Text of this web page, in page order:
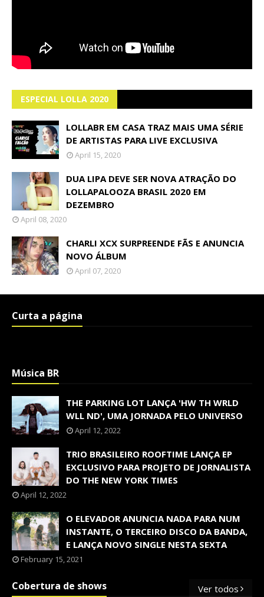
ESPECIAL LOLLA 2020
LOLLABR EM CASA TRAZ MAIS UMA SÉRIE
DE ARTISTAS PARA LIVE EXCLUSIVA
April 15, 2020
DUA LIPA DEVE SER NOVA ATRAÇÃO DO
LOLLAPALOOZA BRASIL 2020 EM
DEZEMBRO
April 08, 2020
CHARLI XCX SURPREENDE FÃS E ANUNCIA
NOVO ÁLBUM
April 07, 2020
Curta a página
Música BR
THE PARKING LOT LANÇA 'HW TH WRLD
WLL ND', UMA JORNADA PELO UNIVERSO
April 12, 2022
TRIO BRASILEIRO ROOFTIME LANÇA EP
EXCLUSIVO PARA PROJETO DE JORNALISTA
DO THE NEW YORK TIMES
April 12, 2022
O ELEVADOR ANUNCIA NADA PARA NUM
INSTANTE, O TERCEIRO DISCO DA BANDA,
E LANÇA NOVO SINGLE NESTA SEXTA
February 15, 2021
Cobertura de shows Ver todos